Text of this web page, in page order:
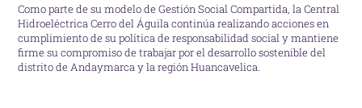
Como parte de su modelo de Gestión Social Compartida, la Central
Hidroeléctrica Cerro del Águila continúa realizando acciones en
cumplimiento de su política de responsabilidad social y mantiene
firme su compromiso de trabajar por el desarrollo sostenible del
distrito de Andaymarca y la región Huancavelica.